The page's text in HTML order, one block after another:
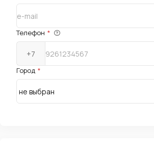
Телефон *
+7
Город *